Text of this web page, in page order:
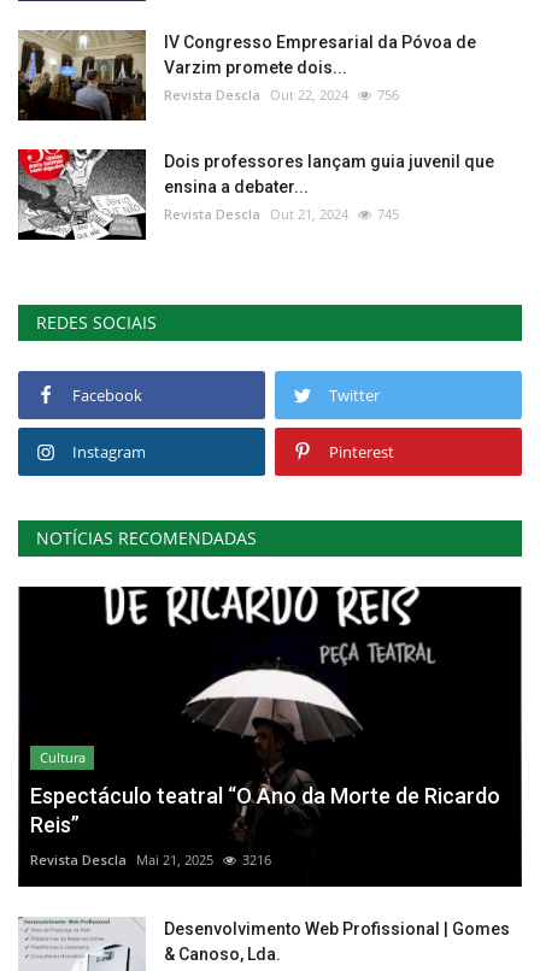
IV Congresso Empresarial da Póvoa de
Varzim promete dois...
Revista Descla Out 22, 2024 756
Dois professores lançam guia juvenil que
ensina a debater...
Revista Descla Out 21, 2024 745
REDES SOCIAIS
Facebook Twitter
Instagram Pinterest
NOTÍCIAS RECOMENDADAS
Cultura
Espectáculo teatral “O Ano da Morte de Ricardo
Reis”
Revista Descla Mai 21, 2025 3216
Desenvolvimento Web Profissional | Gomes
& Canoso, Lda.